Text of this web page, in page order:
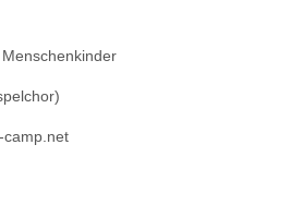
camp.net